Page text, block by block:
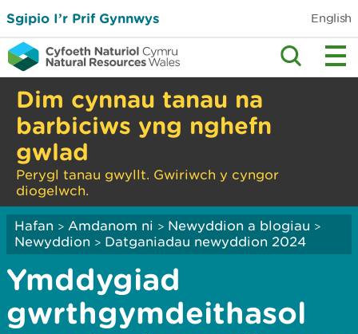
Sgipio I’r Prif Gynnwys English
Dim cynnau tanau na
barbiciws yng nghefn
gwlad
Perygl tanau gwyllt. Gwiriwch y cyngor
diogelwch.
Hafan > Amdanom ni > Newyddion a blogiau >
Newyddion > Datganiadau newyddion 2024
Ymddygiad
gwrthgymdeithasol